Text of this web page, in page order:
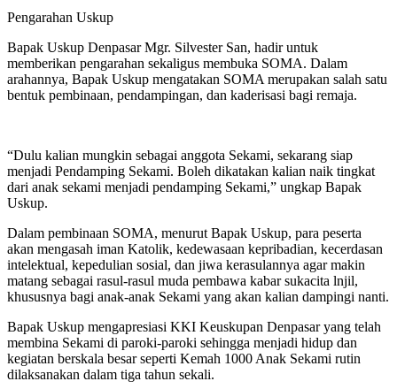
Pengarahan Uskup
Bapak Uskup Denpasar Mgr. Silvester San, hadir untuk
memberikan pengarahan sekaligus membuka SOMA. Dalam
arahannya, Bapak Uskup mengatakan SOMA merupakan salah satu
bentuk pembinaan, pendampingan, dan kaderisasi bagi remaja.
“Dulu kalian mungkin sebagai anggota Sekami, sekarang siap
menjadi Pendamping Sekami. Boleh dikatakan kalian naik tingkat
dari anak sekami menjadi pendamping Sekami,” ungkap Bapak
Uskup.
Dalam pembinaan SOMA, menurut Bapak Uskup, para peserta
akan mengasah iman Katolik, kedewasaan kepribadian, kecerdasan
intelektual, kepedulian sosial, dan jiwa kerasulannya agar makin
matang sebagai rasul-rasul muda pembawa kabar sukacita lnjil,
khususnya bagi anak-anak Sekami yang akan kalian dampingi nanti.
Bapak Uskup mengapresiasi KKI Keuskupan Denpasar yang telah
membina Sekami di paroki-paroki sehingga menjadi hidup dan
kegiatan berskala besar seperti Kemah 1000 Anak Sekami rutin
dilaksanakan dalam tiga tahun sekali.